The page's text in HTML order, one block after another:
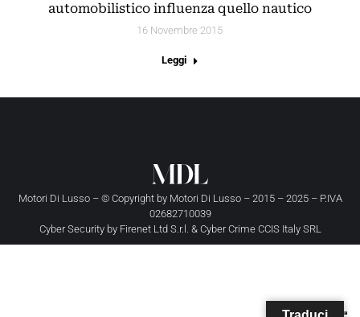
automobilistico influenza quello nautico
16 Novembre 2015
Leggi
Motori Di Lusso – © Copyright by Motori Di Lusso– 2015 – 2025 – P.IVA
02682710039
Cyber Security by Firenet Ltd S.r.l. & Cyber Crime CCIS Italy SRL